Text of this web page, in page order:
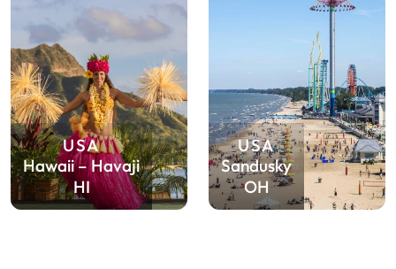
USA
Hawaii – Havaji
HI
USA
Sandusky
OH